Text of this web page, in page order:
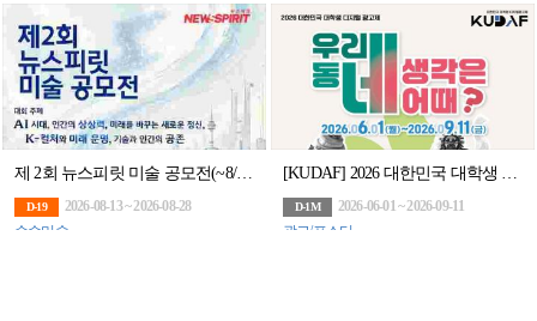
제 2회 뉴스피릿 미술 공모전(~8/28)
D-19
2026-08-13 ~ 2026-08-28
순수미술
D-1M
2026-06-01 ~ 2026-09-11
광고/포스터